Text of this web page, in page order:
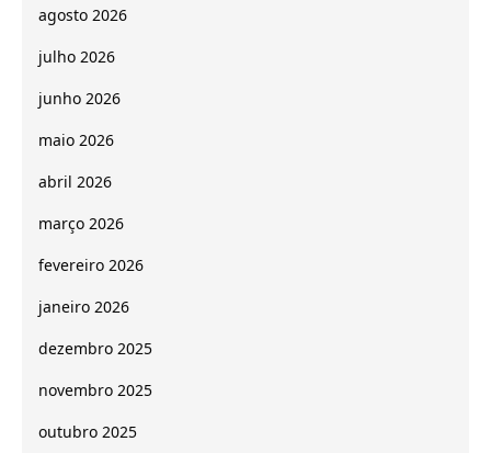
agosto 2026
julho 2026
junho 2026
maio 2026
abril 2026
março 2026
fevereiro 2026
janeiro 2026
dezembro 2025
novembro 2025
outubro 2025